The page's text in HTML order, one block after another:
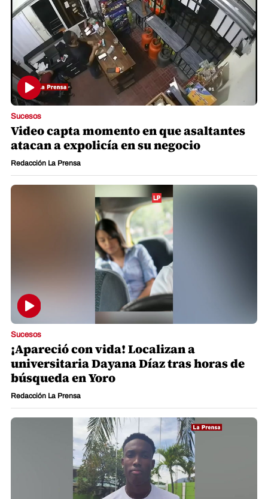
Sucesos
Video capta momento en que asaltantes
atacan a expolicía en su negocio
Redacción La Prensa
Sucesos
¡Apareció con vida! Localizan a
universitaria Dayana Díaz tras horas de
búsqueda en Yoro
Redacción La Prensa